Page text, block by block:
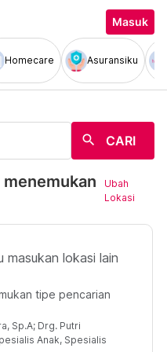
Masuk
Homecare Asuransiku
search CARI
Ubah
Lokasi
masukan lokasi lain
tipe pencarian
Sp.A; Drg. Putri
Anak, Spesialis